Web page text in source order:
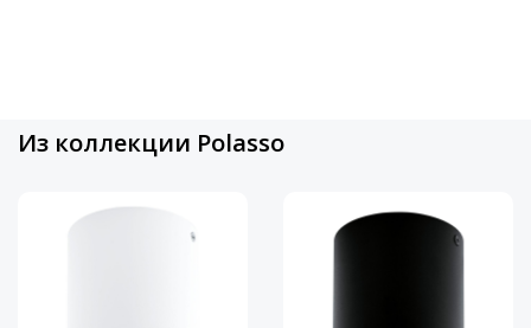
Из коллекции Polasso